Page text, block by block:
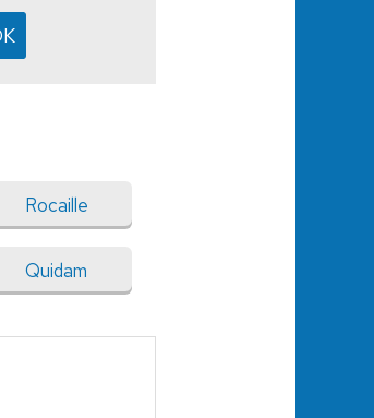
Rocaille
Quidam